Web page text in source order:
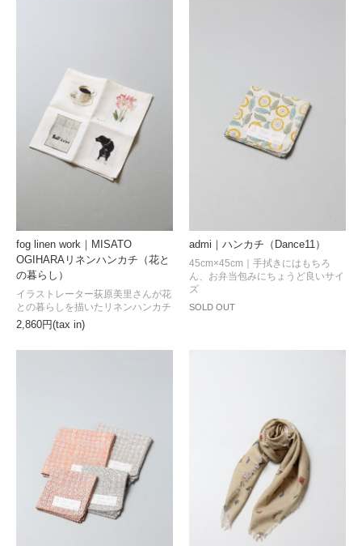
fog linen work｜MISATO
OGIHARAリネンハンカチ（花と
の暮らし）
2,860円(tax in)
イラストレーター荻原美里さんが花
との暮らしを描いたリネンハンカチ
admi｜ハンカチ（Dance11）
SOLD OUT
45cm×45cm｜手拭きにはもちろ
ん、お弁当包みにちょうど良いサイ
ズ